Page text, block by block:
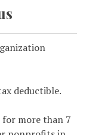
deductible.
more than 7